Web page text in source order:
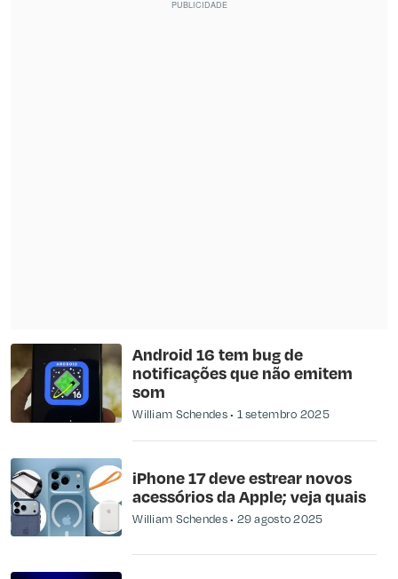
Android 16 tem bug de
notificações que não emitem
som
William Schendes 1 setembro 2025
iPhone 17 deve estrear novos
acessórios da Apple; veja quais
William Schendes 29 agosto 2025